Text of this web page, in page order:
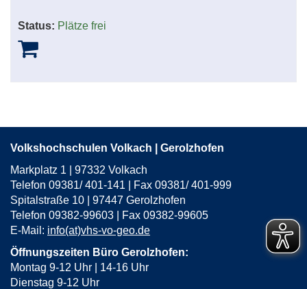
Status: Plätze frei
Volkshochschulen Volkach | Gerolzhofen
Markplatz 1 | 97332 Volkach
Telefon 09381/ 401-141 | Fax 09381/ 401-999
Spitalstraße 10 | 97447 Gerolzhofen
Telefon 09382-99603 | Fax 09382-99605
E-Mail: info(at)vhs-vo-geo.de
Öffnungszeiten Büro Gerolzhofen:
Montag 9-12 Uhr | 14-16 Uhr
Dienstag 9-12 Uhr